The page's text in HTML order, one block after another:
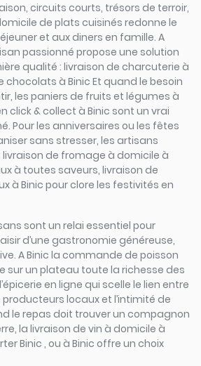
circuits courts, trésors de terroir,
de plats cuisinés redonne le
et aux diners en famille. A
passionné propose une solution
qualité : livraison de charcuterie à
chocolats à Binic Et quand le besoin
les paniers de fruits et légumes à
click & collect à Binic sont un vrai
Pour les anniversaires ou les fêtes
sans stresser, les artisans
de fromage à domicile à
à toutes saveurs, livraison de
à Binic pour clore les festivités en
sont un relai essentiel pour
d’une gastronomie généreuse,
A Binic la commande de poisson
sur un plateau toute la richesse des
en ligne qui scelle le lien entre
locaux et l’intimité de
le repas doit trouver un compagnon
la livraison de vin à domicile à
Binic , ou à Binic offre un choix